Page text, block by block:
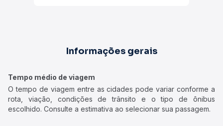
Informações gerais
Tempo médio de viagem
O tempo de viagem entre as cidades pode variar conforme a
rota, viação, condições de trânsito e o tipo de ônibus
escolhido. Consulte a estimativa ao selecionar sua passagem.